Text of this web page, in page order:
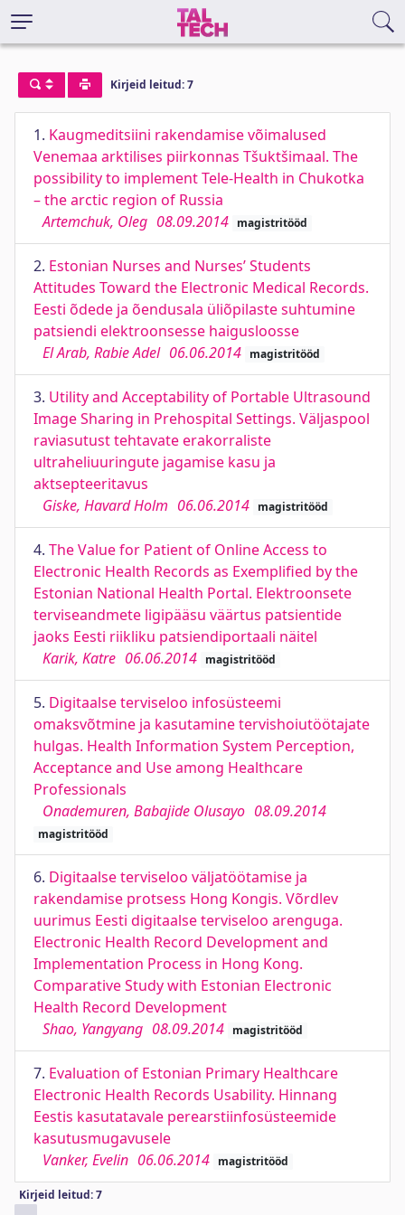
Kirjeid leitud: 7
1. Kaugmeditsiini rakendamise võimalused
Venemaa arktilises piirkonnas Tšuktšimaal. The
possibility to implement Tele-Health in Chukotka
– the arctic region of Russia
Artemchuk, Oleg 08.09.2014 magistritööd
2. Estonian Nurses and Nurses’ Students
Attitudes Toward the Electronic Medical Records.
Eesti õdede ja õendusala üliõpilaste suhtumine
patsiendi elektroonsesse haigusloosse
El Arab, Rabie Adel 06.06.2014 magistritööd
3. Utility and Acceptability of Portable Ultrasound
Image Sharing in Prehospital Settings. Väljaspool
raviasutust tehtavate erakorraliste
ultraheliuuringute jagamise kasu ja
aktsepteeritavus
Giske, Havard Holm 06.06.2014 magistritööd
4. The Value for Patient of Online Access to
Electronic Health Records as Exemplified by the
Estonian National Health Portal. Elektroonsete
terviseandmete ligipääsu väärtus patsientide
jaoks Eesti riikliku patsiendiportaali näitel
Karik, Katre 06.06.2014 magistritööd
5. Digitaalse terviseloo infosüsteemi
omaksvõtmine ja kasutamine tervishoiutöötajate
hulgas. Health Information System Perception,
Acceptance and Use among Healthcare
Professionals
Onademuren, Babajide Olusayo 08.09.2014
magistritööd
6. Digitaalse terviseloo väljatöötamise ja
rakendamise protsess Hong Kongis. Võrdlev
uurimus Eesti digitaalse terviseloo arenguga.
Electronic Health Record Development and
Implementation Process in Hong Kong.
Comparative Study with Estonian Electronic
Health Record Development
Shao, Yangyang 08.09.2014 magistritööd
7. Evaluation of Estonian Primary Healthcare
Electronic Health Records Usability. Hinnang
Eestis kasutatavale perearstiinfosüsteemide
kasutusmugavusele
Vanker, Evelin 06.06.2014 magistritööd
Kirjeid leitud: 7